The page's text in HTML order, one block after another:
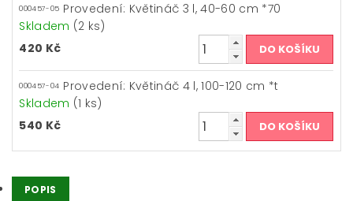
000457-05 Provedení: Květináč 3 l, 40-60 cm *70
Skladem (2 ks)
420 Kč
000457-04 Provedení: Květináč 4 l, 100-120 cm *t
Skladem (1 ks)
540 Kč
POPIS